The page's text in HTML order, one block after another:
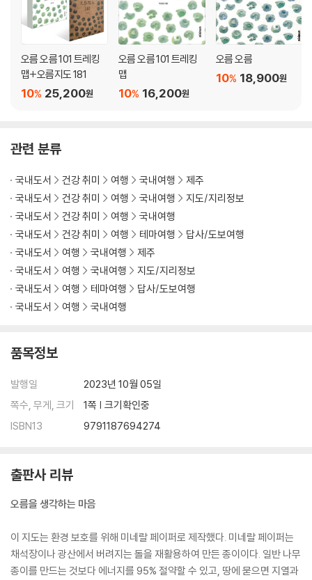
오름 오름 101 트레킹
맵+오름지도 181
25,200원
10%
오름 오름 101 트레킹
맵
16,200원
10%
오름 오름
18,900원
10%
관련 분류
국내도서 건강 취미 여행 국내여행
제주
국내도서
건강 취미 여행 국내여행
지도/지리정보
국내도서
건강 취미 여행
국내여행
국내도서
건강 취미 여행 테마여행
답사/도보여행
국내도서
여행 국내여행
제주
국내도서
여행 국내여행
지도/지리정보
국내도서
여행 테마여행
답사/도보여행
국내도서
여행 국내여행
품목정보
발행일
2023년 10월 05일
쪽수, 무게, 크기
1쪽 | 크기확인중
ISBN13
9791187694274
출판사 리뷰
오름을 생각하는 마음
이 지도는 환경 보호를 위해 미네랄 페이퍼로 제작했다. 미네랄 페이퍼는
채석장이나 광산에서 버려지는 돌을 재활용하여 만든 종이이다. 일반 나무
종이를 만드는 것보다 에너지를 95% 절약할 수 있고, 땅에 묻으면 지열과